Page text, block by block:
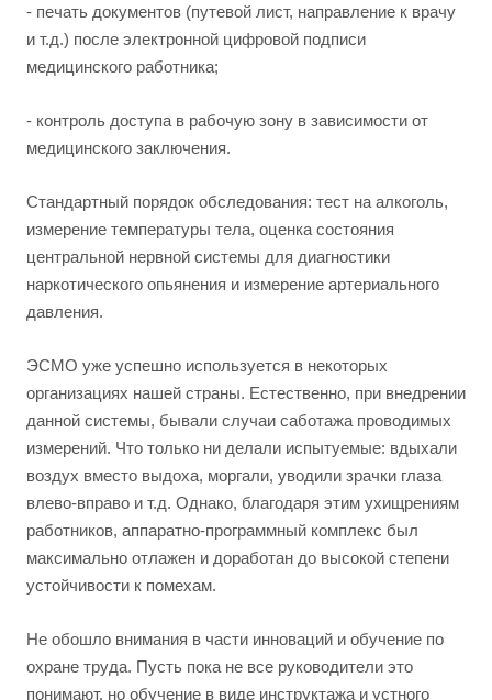
- печать документов (путевой лист, направление к врачу
и т.д.) после электронной цифровой подписи
медицинского работника;
- контроль доступа в рабочую зону в зависимости от
медицинского заключения.
Стандартный порядок обследования: тест на алкоголь,
измерение температуры тела, оценка состояния
центральной нервной системы для диагностики
наркотического опьянения и измерение артериального
давления.
ЭСМО уже успешно используется в некоторых
организациях нашей страны. Естественно, при внедрении
данной системы, бывали случаи саботажа проводимых
измерений. Что только ни делали испытуемые: вдыхали
воздух вместо выдоха, моргали, уводили зрачки глаза
влево-вправо и т.д. Однако, благодаря этим ухищрениям
работников, аппаратно-программный комплекс был
максимально отлажен и доработан до высокой степени
устойчивости к помехам.
Не обошло внимания в части инноваций и обучение по
охране труда. Пусть пока не все руководители это
понимают, но обучение в виде инструктажа и устного